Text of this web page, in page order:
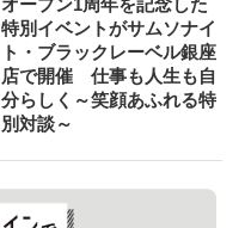
オープン1周年を記念した
特別イベントがサムソナイ
ト・ブラックレーベル銀座
店で開催 仕事も人生も自
分らしく～笑顔あふれる特
別対談～